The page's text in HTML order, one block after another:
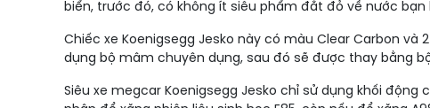
biển, trước đó, có không ít siêu phẩm đắt đỏ về nước bạn
Chiếc xe Koenigsegg Jesko này có màu Clear Carbon
dụng bộ mâm chuyên dụng, sau đó sẽ được thay bằng
Siêu xe megcar Koenigsegg Jesko chỉ sử dụng khối